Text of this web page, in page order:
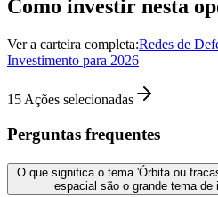
Como investir nesta
Ver a carteira completa:Redes de
Investimento para 2026
15 Ações selecionadas
Perguntas frequentes
O que significa o tema 'Órbita ou
espacial são o grande tema de